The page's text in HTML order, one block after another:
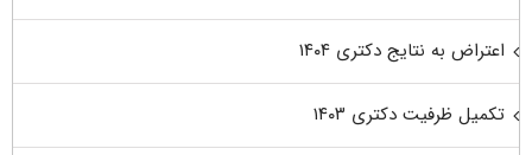
اعتراض به نتایج دکتری ۱۴۰۴
تکمیل ظرفیت دکتری ۱۴۰۳